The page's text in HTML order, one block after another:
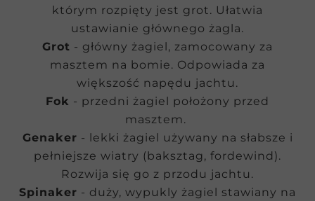
którym rozpięty jest grot. Ułatwia
ustawianie głównego żagla.
Grot - główny żagiel, zamocowany za
masztem na bomie. Odpowiada za
większość napędu jachtu.
Fok - przedni żagiel położony przed
masztem.
Genaker - lekki żagiel używany na słabsze i
pełniejsze wiatry (baksztag, fordewind).
Rozwija się go z przodu jachtu.
Spinaker - duży, wypukly żagiel stawiany na